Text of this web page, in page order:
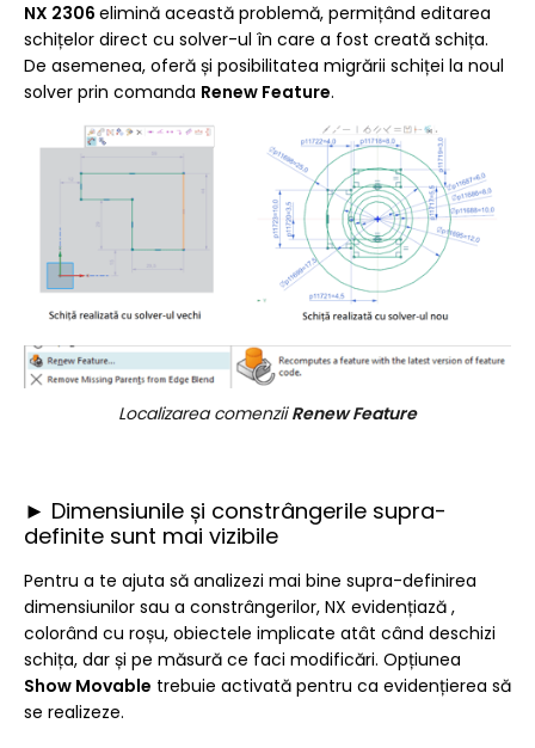
NX 2306 elimină această problemă, permițând editarea
schițelor direct cu solver-ul în care a fost creată schița.
De asemenea, oferă și posibilitatea migrării schiței la noul
solver prin comanda Renew Feature.
Localizarea comenziiRenew Feature
► Dimensiunile și constrângerile supra-
definite sunt mai vizibile
Pentru a te ajuta să analizezi mai bine supra-definirea
dimensiunilor sau a constrângerilor, NX evidențiază ,
colorând cu roșu, obiectele implicate atât când deschizi
schița, dar și pe măsură ce faci modificări. Opțiunea
Show Movable trebuie activată pentru ca evidențierea să
se realizeze.